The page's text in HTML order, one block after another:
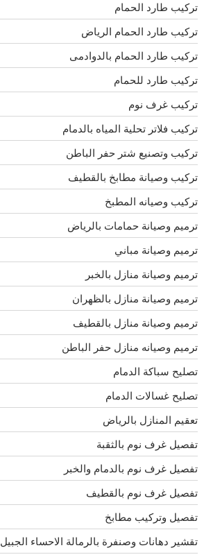
تركيب طارد الحمام
تركيب طارد الحمام الرياض
تركيب طارد الحمام بالدوادمى
تركيب طارد للحمام
تركيب غرف نوم
تركيب فلاتر تحلية المياه بالدمام
تركيب وتصنيع شتر حفر الباطن
تركيب وصيانة مطابخ بالقطيف
تركيب وصيانه المطبخ
ترميم وصيانة حمامات بالرياض
ترميم وصيانة مباني
ترميم وصيانة منازل بالخبر
ترميم وصيانة منازل بالظهران
ترميم وصيانة منازل بالقطيف
ترميم وصيانه منازل حفر الباطن
تصليح سباكة الدمام
تصليح غسالات الدمام
تعقيم المنازل بالرياض
تفصيل غرف نوم بالثقبة
تفصيل غرف نوم بالدمام والخبر
تفصيل غرف نوم بالقطيف
تفصيل وتركيب مطابخ
تقشير دهانات وصنفرة بالرمالة الاحساء الجبيل